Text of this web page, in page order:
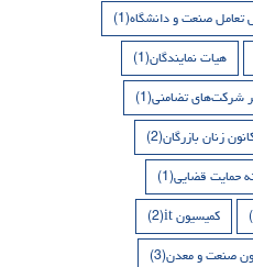
صنعت و دانشگاه(1)
هیات نمایندگان(1)
شرکت‌های تضامنی(1)
زنان بازرگان(2)
حمایت قضایی(1)
کمیسیون it (2)
صنعت و معدن(3)